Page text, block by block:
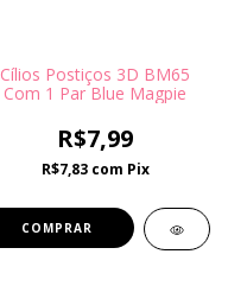
Cílios Postiços 3D BM65
Com 1 Par Blue Magpie
R$7,99
R$7,83 com Pix